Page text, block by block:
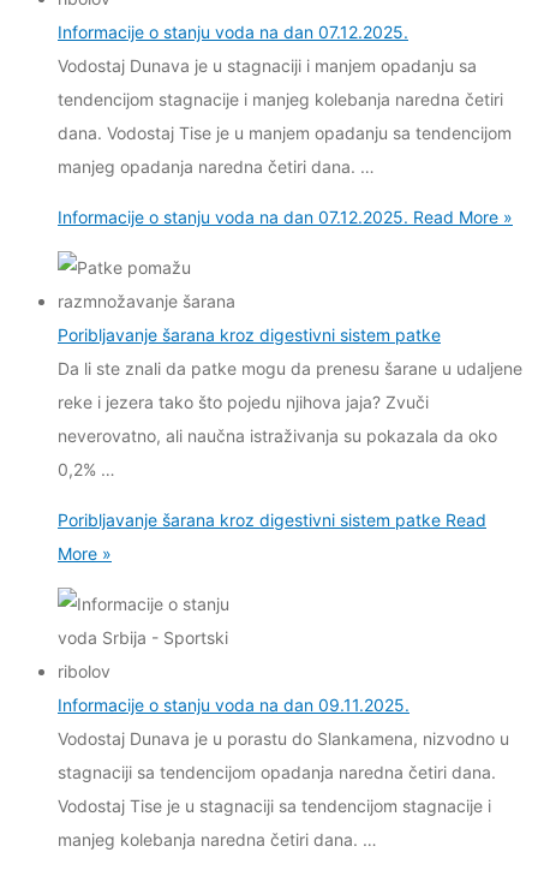
Informacije o stanju voda na dan 07.12.2025.
Vodostaj Dunava je u stagnaciji i manjem opadanju sa
tendencijom stagnacije i manjeg kolebanja naredna četiri
dana. Vodostaj Tise je u manjem opadanju sa tendencijom
manjeg opadanja naredna četiri dana. …
Informacije o stanju voda na dan 07.12.2025. Read More »
Poribljavanje šarana kroz digestivni sistem patke
Da li ste znali da patke mogu da prenesu šarane u udaljene
reke i jezera tako što pojedu njihova jaja? Zvuči
neverovatno, ali naučna istraživanja su pokazala da oko
0,2% …
Poribljavanje šarana kroz digestivni sistem patke Read
More »
Informacije o stanju voda na dan 09.11.2025.
Vodostaj Dunava je u porastu do Slankamena, nizvodno u
stagnaciji sa tendencijom opadanja naredna četiri dana.
Vodostaj Tise je u stagnaciji sa tendencijom stagnacije i
manjeg kolebanja naredna četiri dana. …